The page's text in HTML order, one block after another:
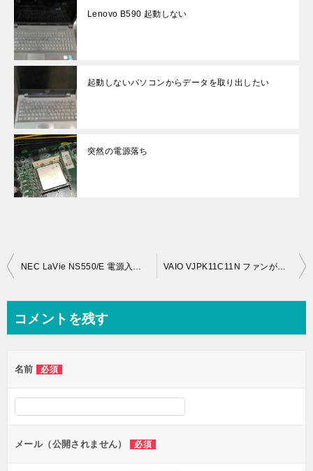
Lenovo B590 起動しない
起動しないパソコンからデータを取り出したい
突然の電源落ち
投
ビ
ー
シ
ン
NEC LaVie NS550/E 電源入らない VAIO VJPK11C11N ファンがうるさい
コメントを残す
名前 必須
メール（公開されません） 必須